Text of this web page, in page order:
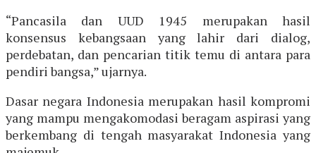
“Pancasila dan UUD 1945 merupakan hasil
konsensus kebangsaan yang lahir dari dialog,
perdebatan, dan pencarian titik temu di antara para
pendiri bangsa,” ujarnya.
Dasar negara Indonesia merupakan hasil kompromi
yang mampu mengakomodasi beragam aspirasi yang
berkembang di tengah masyarakat Indonesia yang